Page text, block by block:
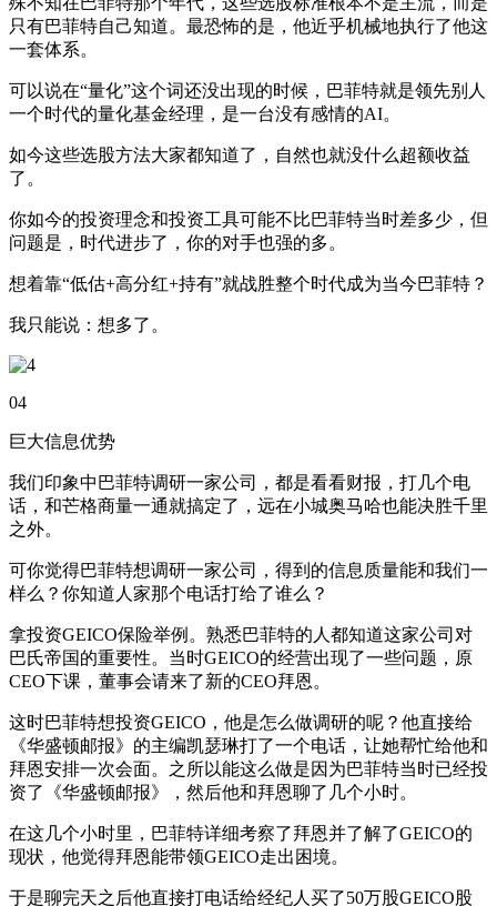
只有巴菲特自己知道。最恐怖的是，他近乎机械地执行了他这
一套体系。
可以说在“量化”这个词还没出现的时候，巴菲特就是领先别人
一个时代的量化基金经理，是一台没有感情的AI。
如今这些选股方法大家都知道了，自然也就没什么超额收益
了。
你如今的投资理念和投资工具可能不比巴菲特当时差多少，但
问题是，时代进步了，你的对手也强的多。
想着靠“低估+高分红+持有”就战胜整个时代成为当今巴菲特？
我只能说：想多了。
04
巨大信息优势
我们印象中巴菲特调研一家公司，都是看看财报，打几个电
话，和芒格商量一通就搞定了，远在小城奥马哈也能决胜千里
之外。
可你觉得巴菲特想调研一家公司，得到的信息质量能和我们一
样么？你知道人家那个电话打给了谁么？
拿投资GEICO保险举例。熟悉巴菲特的人都知道这家公司对
巴氏帝国的重要性。当时GEICO的经营出现了一些问题，原
CEO下课，董事会请来了新的CEO拜恩。
这时巴菲特想投资GEICO，他是怎么做调研的呢？他直接给
《华盛顿邮报》的主编凯瑟琳打了一个电话，让她帮忙给他和
拜恩安排一次会面。之所以能这么做是因为巴菲特当时已经投
资了《华盛顿邮报》，然后他和拜恩聊了几个小时。
在这几个小时里，巴菲特详细考察了拜恩并了解了GEICO的
现状，他觉得拜恩能带领GEICO走出困境。
于是聊完天之后他直接打电话给经纪人买了50万股GEICO股